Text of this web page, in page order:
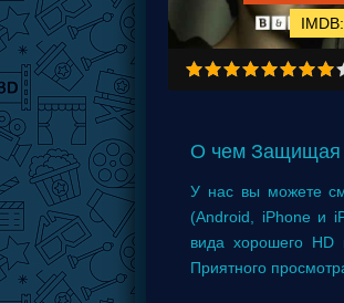
О чем Защищая
У нас вы можете
(Android, iPhone и
вида хорошего HD
Приятного